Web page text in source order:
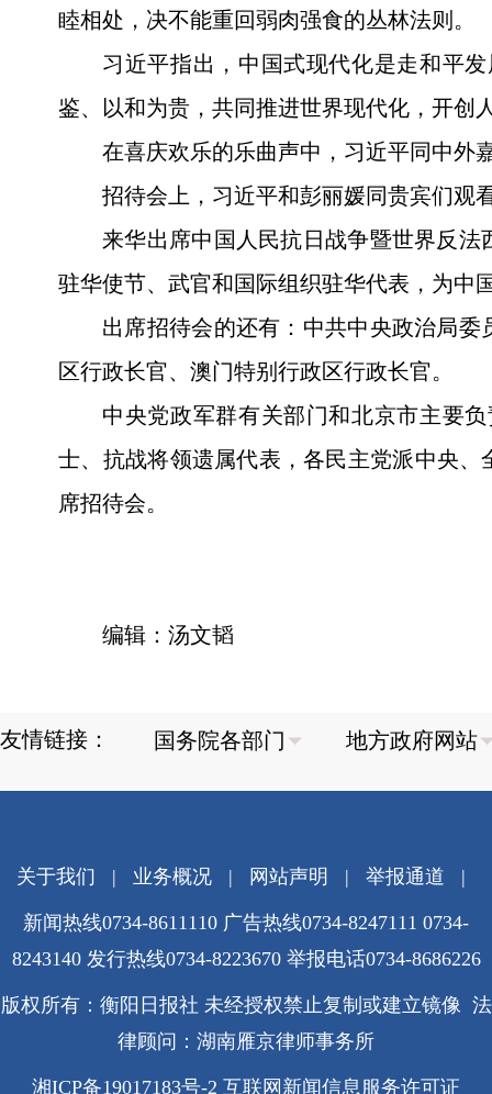
睦相处，决不能重回弱肉强食的丛林法则。
习近平指出，中国式现代化是走和平
鉴、以和为贵，共同推进世界现代化，开创
在喜庆欢乐的乐曲声中，习近平同中外
招待会上，习近平和彭丽媛同贵宾们观
来华出席中国人民抗日战争暨世界反
驻华使节、武官和国际组织驻华代表，为中
出席招待会的还有：中共中央政治局
区行政长官、澳门特别行政区行政长官。
中央党政军群有关部门和北京市主要
士、抗战将领遗属代表，各民主党派中央
席招待会。
编辑：汤文韬
友情链接：
关于我们 | 业务概况| 网站声明 | 举报通道 |
新闻热线0734-8611110 广告热线0734-8247111 0734-
8243140 发行热线0734-8223670 举报电话0734-8686226
版权所有：衡阳日报社 未经授权禁止复制或建立镜像 法
律顾问：湖南雁京律师事务所
湘ICP备19017183号-2 互联网新闻信息服务许可证